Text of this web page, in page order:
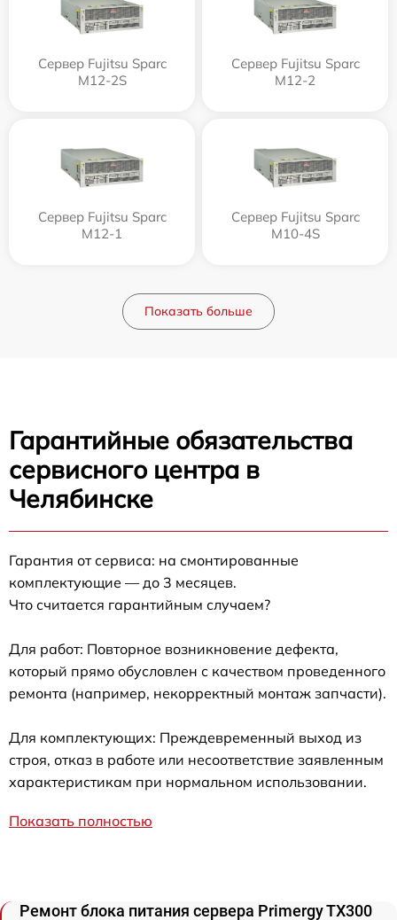
Сервер Fujitsu Sparc
M12-2S
Сервер Fujitsu Sparc
M12-2
Сервер Fujitsu Sparc
M12-1
Сервер Fujitsu Sparc
M10-4S
Показать больше
Гарантийные обязательства
сервисного центра в
Челябинске
Гарантия от сервиса: на смонтированные
комплектующие — до 3 месяцев.
Что считается гарантийным случаем?
Для работ: Повторное возникновение дефекта,
который прямо обусловлен с качеством проведенного
ремонта (например, некорректный монтаж запчасти).
Для комплектующих: Преждевременный выход из
строя, отказ в работе или несоответствие заявленным
характеристикам при нормальном использовании.
Показать полностью
Ремонт блока питания сервера Primergy TX300